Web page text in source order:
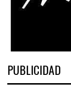
PUBLICIDAD